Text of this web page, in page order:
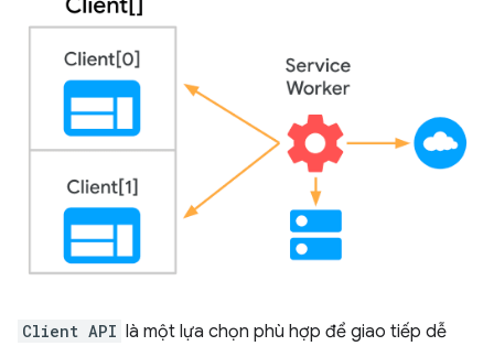
Client API là một lựa chọn phù hợp để giao tiếp dễ